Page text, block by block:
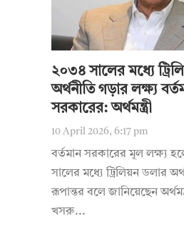
২০৩৪ সালের মধ্যে
অর্থনীতি গড়ার লক্ষ্য
সরকারের: অর্থমন্ত্রী
10 April 2026, 6:17 pm
বর্তমান সরকারের মূল লক্ষ্য
সালের মধ্যে ট্রিলিয়ন ডলার
রূপান্তর বলে জানিয়েছেন
খসরু...